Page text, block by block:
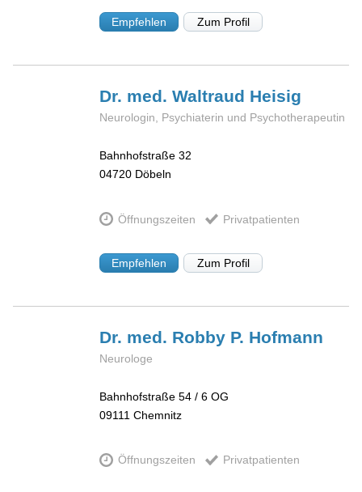
Empfehlen Zum Profil
Dr. med. Waltraud Heisig
Neurologin, Psychiaterin und Psychotherapeutin
Bahnhofstraße 32
04720 Döbeln
Öffnungszeiten Privatpatienten
Empfehlen Zum Profil
Dr. med. Robby P. Hofmann
Neurologe
Bahnhofstraße 54 / 6 OG
09111 Chemnitz
Öffnungszeiten Privatpatienten